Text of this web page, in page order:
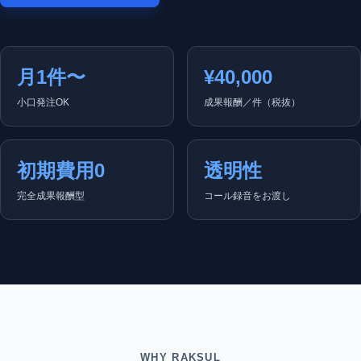
月1件〜
小口発注OK
¥40,000
成果報酬／件（税抜）
初期費用0
完全成果報酬型
透明性
コール録音をお渡し
WHY RAKSUL